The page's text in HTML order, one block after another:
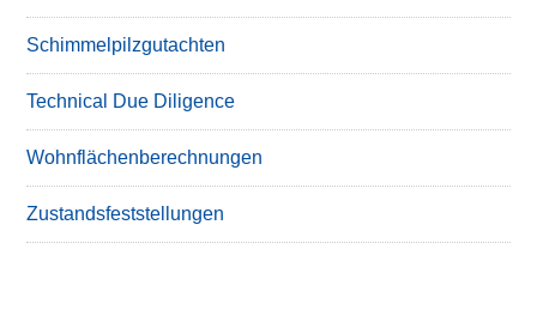
Schimmelpilzgutachten
Technical Due Diligence
Wohnflächenberechnungen
Zustandsfeststellungen